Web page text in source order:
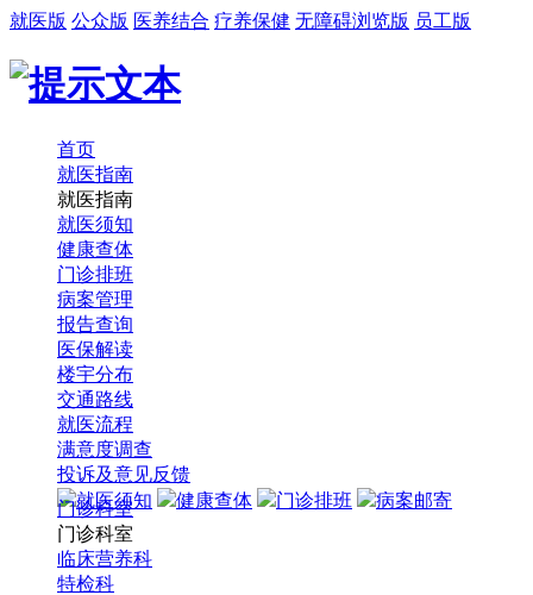
就医版 公众版 医养结合 疗养保健 无障碍浏览版 员工版
首页
就医指南
就医指南
就医须知
健康查体
门诊排班
病案管理
报告查询
医保解读
楼宇分布
交通路线
就医流程
满意度调查
投诉及意见反馈
就医须知
健康查体 门诊排班 病案邮寄
门诊科室
门诊科室
临床营养科
特检科